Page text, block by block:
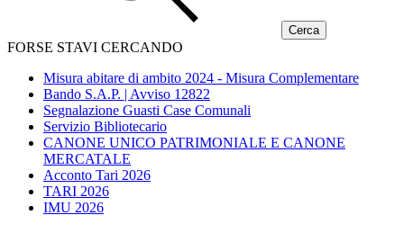
FORSE STAVI CERCANDO
Misura abitare di ambito 2024 - Misura Complementare
Bando S.A.P. | Avviso 12822
Segnalazione Guasti Case Comunali
Servizio Bibliotecario
CANONE UNICO PATRIMONIALE E CANONE
MERCATALE
Acconto Tari 2026
TARI 2026
IMU 2026